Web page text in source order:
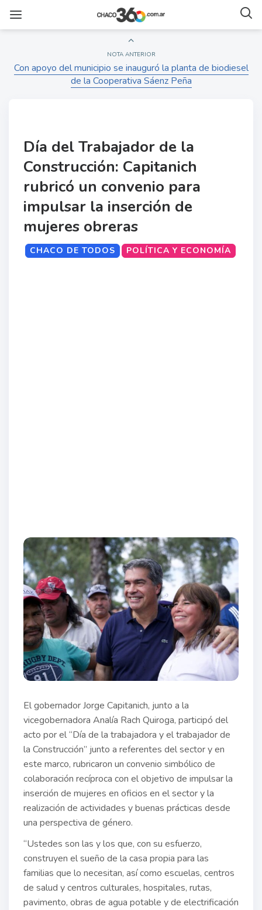
NOTA ANTERIOR
Con apoyo del municipio se inauguró la planta de biodiesel
de la Cooperativa Sáenz Peña
Día del Trabajador de la
Construcción: Capitanich
rubricó un convenio para
impulsar la inserción de
mujeres obreras
CHACO DE TODOS POLÍTICA Y ECONOMÍA
El gobernador Jorge Capitanich, junto a la
vicegobernadora Analía Rach Quiroga, participó del
acto por el “Día de la trabajadora y el trabajador de
la Construcción” junto a referentes del sector y en
este marco, rubricaron un convenio simbólico de
colaboración recíproca con el objetivo de impulsar la
inserción de mujeres en oficios en el sector y la
realización de actividades y buenas prácticas desde
una perspectiva de género.
“Ustedes son las y los que, con su esfuerzo,
construyen el sueño de la casa propia para las
familias que lo necesitan, así como escuelas, centros
de salud y centros culturales, hospitales, rutas,
pavimento, obras de agua potable y de electrificación